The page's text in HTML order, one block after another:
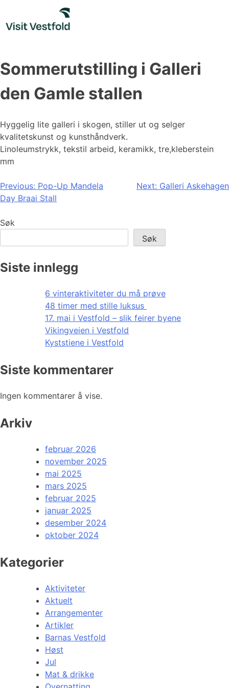
content
Sommerutstilling i Galleri
den Gamle stallen
Hyggelig lite galleri i skogen, stiller ut og selger
kvalitetskunst og kunsthåndverk.
Linoleumstrykk, tekstil arbeid, keramikk, tre,kleberstein
mm
Innleggsnavigasjon
Previous: Pop-Up Mandela
Day Braai Stall
Next: Galleri Askehagen
Søk
Søk
Siste innlegg
6 vinteraktiviteter du må prøve
48 timer med stille luksus
17. mai i Vestfold – slik feirer byene
Vikingveien i Vestfold
Kyststiene i Vestfold
Siste kommentarer
Ingen kommentarer å vise.
Arkiv
februar 2026
november 2025
mai 2025
mars 2025
februar 2025
januar 2025
desember 2024
oktober 2024
Kategorier
Aktiviteter
Aktuelt
Arrangementer
Artikler
Barnas Vestfold
Høst
Jul
Mat & drikke